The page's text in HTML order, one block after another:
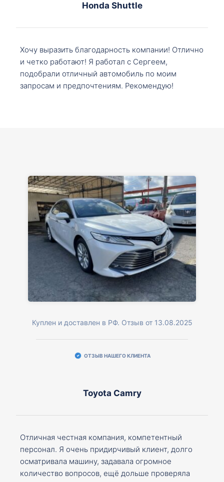
Honda Shuttle
Хочу выразить благодарность компании! Отлично
и четко работают! Я работал с Сергеем,
подобрали отличный автомобиль по моим
запросам и предпочтениям. Рекомендую!
Куплен и доставлен в РФ. Отзыв от 13.08.2025
ОТЗЫВ НАШЕГО КЛИЕНТА
Toyota Camry
Отличная честная компания, компетентный
персонал. Я очень придирчивый клиент, долго
осматривала машину, задавала огромное
количество вопросов, ещё дольше проверяла